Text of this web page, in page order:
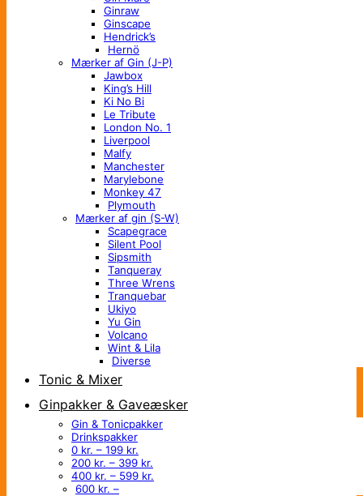
Ginraw
Ginscape
Hendrick’s
Hernö
Mærker af Gin (J-P)
Jawbox
King’s Hill
Ki No Bi
Le Tribute
London No. 1
Liverpool
Malfy
Manchester
Marylebone
Monkey 47
Plymouth
Mærker af gin (S-W)
Scapegrace
Silent Pool
Sipsmith
Tanqueray
Three Wrens
Tranquebar
Ukiyo
Yu Gin
Volcano
Wint & Lila
Diverse
Tonic & Mixer
Ginpakker & Gaveæsker
Gin & Tonicpakker
Drinkspakker
0 kr. – 199 kr.
200 kr. – 399 kr.
400 kr. – 599 kr.
600 kr. –